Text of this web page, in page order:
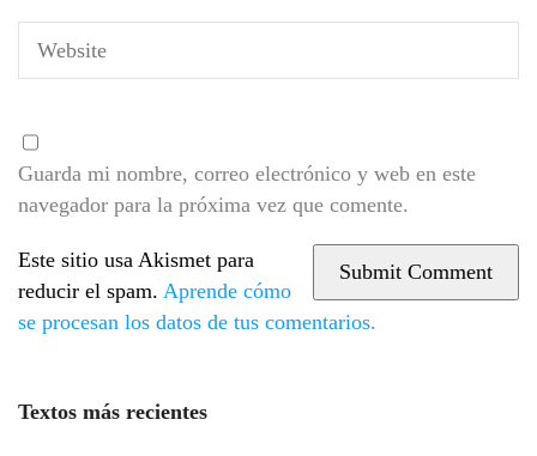
Guarda mi nombre, correo electrónico y web en este
navegador para la próxima vez que comente.
Este sitio usa Akismet para
reducir el spam. Aprende cómo
se procesan los datos de tus comentarios.
Textos más recientes